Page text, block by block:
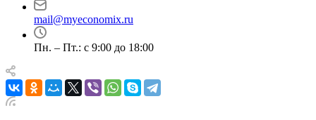
mail@myeconomix.ru
Пн. – Пт.: с 9:00 до 18:00